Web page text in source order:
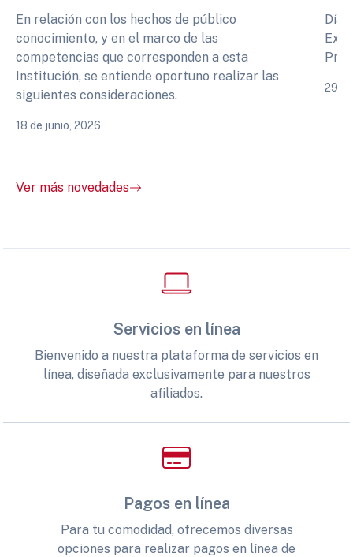
En relación con los hechos de público
conocimiento, y en el marco de las
competencias que corresponden a esta
Institución, se entiende oportuno realizar las
siguientes consideraciones.
18 de junio, 2026
29
Ver más novedades
Servicios en línea
Bienvenido a nuestra plataforma de servicios en
línea, diseñada exclusivamente para nuestros
afiliados.
Pagos en línea
Para tu comodidad, ofrecemos diversas
opciones para realizar pagos en línea de